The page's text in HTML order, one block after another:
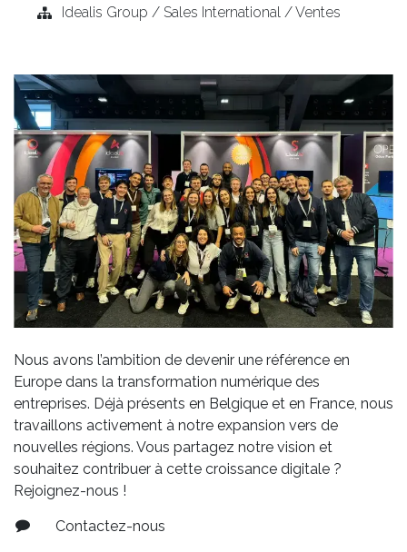
Idealis Group / Sales International / Ventes
Nous avons l’ambition de devenir une référence en
Europe dans la transformation numérique des
entreprises. Déjà présents en Belgique et en France, nous
travaillons activement à notre expansion vers de
nouvelles régions. Vous partagez notre vision et
souhaitez contribuer à cette croissance digitale ?
Rejoignez-nous !
Contactez-nous